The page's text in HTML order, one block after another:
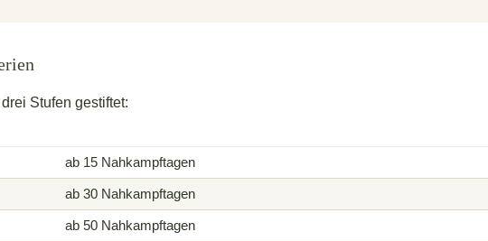
Stufen gestiftet:
ab 15 Nahkampftagen
ab 30 Nahkampftagen
ab 50 Nahkampftagen